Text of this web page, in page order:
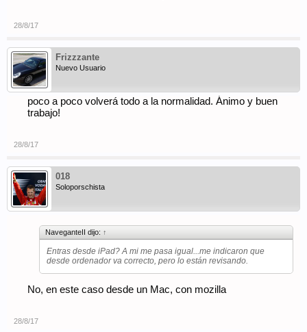
28/8/17
Frizzzante
Nuevo Usuario
poco a poco volverá todo a la normalidad. Ánimo y buen
trabajo!
28/8/17
018
Soloporschista
NaveganteII dijo: ↑
Entras desde iPad? A mi me pasa igual...me indicaron que
desde ordenador va correcto, pero lo están revisando.
No, en este caso desde un Mac, con mozilla
28/8/17